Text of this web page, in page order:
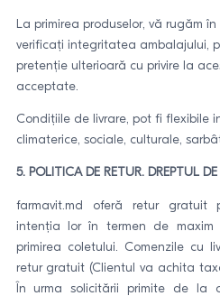
La primirea produselor, vă rugăm
verificați integritatea ambalajului,
pretenție ulterioară cu privire la
acceptate.
Condițiile de livrare, pot fi flexibile
climaterice, sociale, culturale,
5. POLITICA DE RETUR. DREPTUL DE
farmavit.md oferă retur gratuit
intenția lor în termen de
primirea coletului. Comenzile cu
retur gratuit (Clientul va achita
În urma solicitării primite de la